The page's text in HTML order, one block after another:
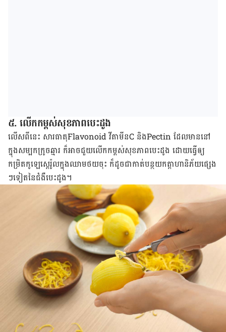
​​​​៥. លើក​កម្ពស់​សុខភាព​បេះដូង​
លើស​ពី​នេះ​ សារធាតុ​Flavonoid​ វីតាមីន​C និង​Pectin​ ដែល​មាន​នៅ​
ក្នុង​សម្បកក្រូច​ឆ្មារ​​ ក៏​អាច​ជួយ​លើក​កម្ពស់​សុខភាព​បេះដូង​ ដោយ​ធ្វើ​ឲ្យ​
កម្រិត​កូឡេស្តេរ៉ូល​ក្នុង​ឈាម​ថយ​ចុះ ក៏​ដូចជា​កាត់​បន្ថយ​កត្តា​ហានិភ័យ​ផ្សេង​
ៗ​ទៀត​នៃ​ជំងឺ​បេះដូង​។